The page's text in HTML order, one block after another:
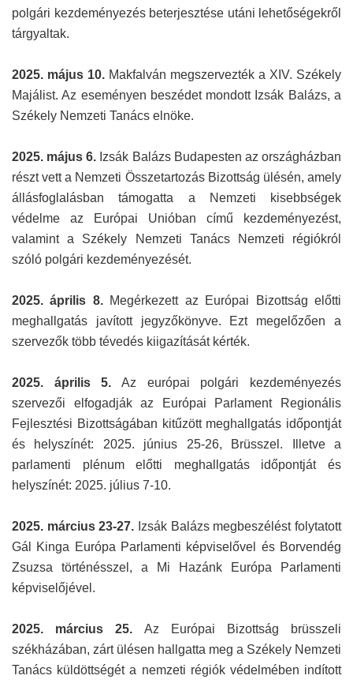
polgári kezdeményezés beterjesztése utáni lehetőségekről
tárgyaltak.
2025. május 10. Makfalván megszervezték a XIV. Székely
Majálist. Az eseményen beszédet mondott Izsák Balázs, a
Székely Nemzeti Tanács elnöke.
2025. május 6. Izsák Balázs Budapesten az országházban
részt vett a Nemzeti Összetartozás Bizottság ülésén, amely
állásfoglalásban támogatta a Nemzeti kisebbségek
védelme az Európai Unióban című kezdeményezést,
valamint a Székely Nemzeti Tanács Nemzeti régiókról
szóló polgári kezdeményezését.
2025. április 8. Megérkezett az Európai Bizottság előtti
meghallgatás javított jegyzőkönyve. Ezt megelőzően a
szervezők több tévedés kiigazítását kérték.
2025. április 5. Az európai polgári kezdeményezés
szervezői elfogadják az Európai Parlament Regionális
Fejlesztési Bizottságában kitűzött meghallgatás időpontját
és helyszínét: 2025. június 25-26, Brüsszel. Illetve a
parlamenti plénum előtti meghallgatás időpontját és
helyszínét: 2025. július 7-10.
2025. március 23-27. Izsák Balázs megbeszélést folytatott
Gál Kinga Európa Parlamenti képviselővel és Borvendég
Zsuzsa történésszel, a Mi Hazánk Európa Parlamenti
képviselőjével.
2025. március 25. Az Európai Bizottság brüsszeli
székházában, zárt ülésen hallgatta meg a Székely Nemzeti
Tanács küldöttségét a nemzeti régiók védelmében indított